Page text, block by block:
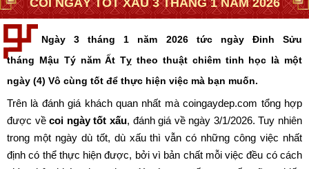
COI NGÀY TỐT XẤU 3 THÁNG 1 NĂM 2026
Ngày 3 tháng 1 năm 2026 tức ngày Đinh Sửu
tháng Mậu Tý năm Ất Tỵ theo thuật chiêm tinh học là một
ngày (4) Vô cùng tốt để thực hiện việc mà bạn muốn.
Trên là đánh giá khách quan nhất mà coingaydep.com tổng hợp
được vềcoi ngày tốt xấu, đánh giá về ngày 3/1/2026. Tuy nhiên
trong một ngày dù tốt, dù xấu thì vẫn có những công việc nhất
định có thể thực hiện được, bởi vì bản chất mỗi việc đều có cách